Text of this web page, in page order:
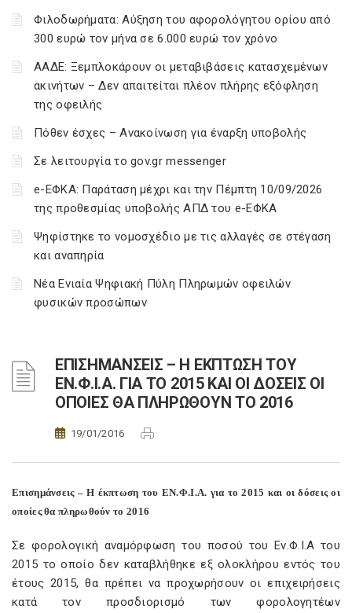
Φιλοδωρήματα: Αύξηση του αφορολόγητου ορίου από
300 ευρώ τον μήνα σε 6.000 ευρώ τον χρόνο
ΑΑΔΕ: Ξεμπλοκάρουν οι μεταβιβάσεις κατασχεμένων
ακινήτων – Δεν απαιτείται πλέον πλήρης εξόφληση
της οφειλής
Πόθεν έσχες – Ανακοίνωση για έναρξη υποβολής
Σε λειτουργία το gov.gr messenger
e-ΕΦΚΑ: Παράταση μέχρι και την Πέμπτη 10/09/2026
της προθεσμίας υποβολής ΑΠΔ του e-ΕΦΚΑ
Ψηφίστηκε το νομοσχέδιο με τις αλλαγές σε στέγαση
και αναπηρία
Νέα Ενιαία Ψηφιακή Πύλη Πληρωμών οφειλών
φυσικών προσώπων
ΕΠΙΣΗΜΑΝΣΕΙΣ – Η ΕΚΠΤΩΣΗ ΤΟΥ
ΕΝ.Φ.Ι.Α. ΓΙΑ ΤΟ 2015 ΚΑΙ ΟΙ ΔΟΣΕΙΣ ΟΙ
ΟΠΟΙΕΣ ΘΑ ΠΛΗΡΩΘΟΥΝ ΤΟ 2016
19/01/2016
Επισημάνσεις – Η έκπτωση του ΕΝ.Φ.Ι.Α. για το 2015 και οι δόσεις οι
οποίες θα πληρωθούν το 2016
Σε φορολογική αναμόρφωση του ποσού του Εν.Φ.Ι.Α του
2015 το οποίο δεν καταβλήθηκε εξ ολοκλήρου εντός του
έτους 2015, θα πρέπει να προχωρήσουν οι επιχειρήσεις
κατά τον προσδιορισμό των φορολογητέων